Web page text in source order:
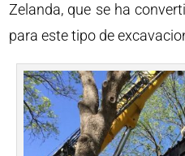
Zelanda, que se ha
para este tipo de